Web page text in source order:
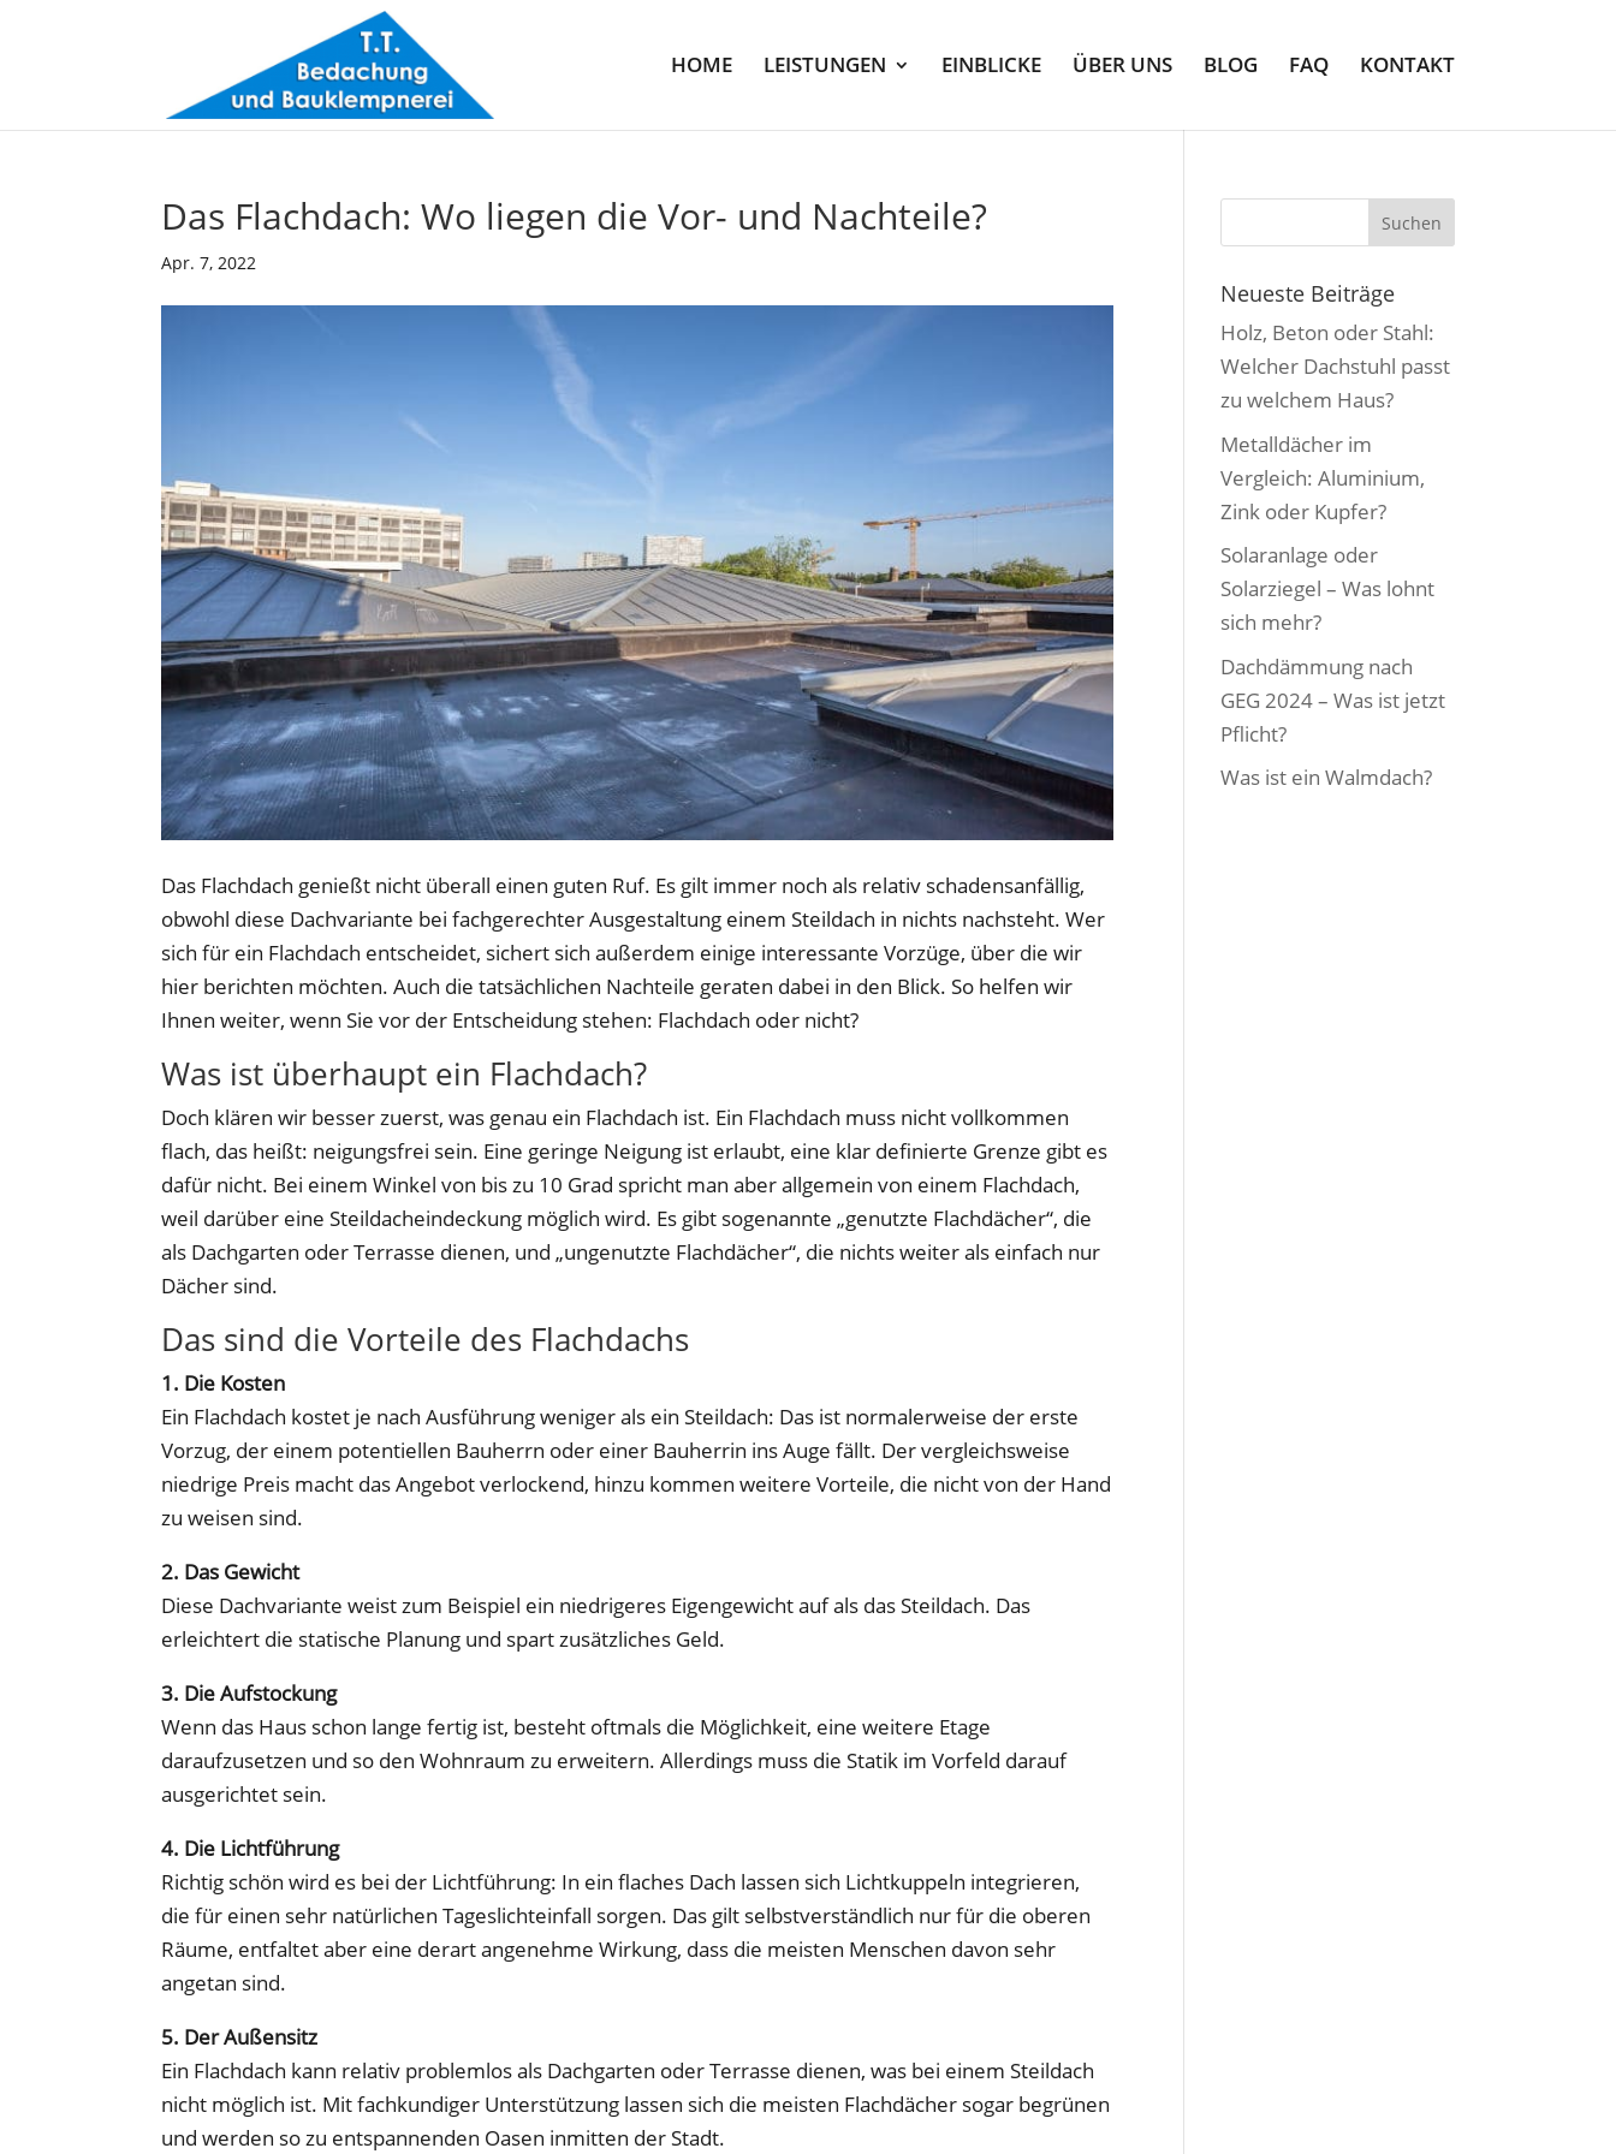
HOME LEISTUNGEN EINBLICKE ÜBER UNS BLOG FAQ KONTAKT
Das Flachdach: Wo liegen die Vor- und Nachteile?
Apr. 7, 2022
Das Flachdach genießt nicht überall einen guten Ruf. Es gilt immer noch als relativ schadensanfällig,
obwohl diese Dachvariante bei fachgerechter Ausgestaltung einem Steildach in nichts nachsteht. Wer
sich für ein Flachdach entscheidet, sichert sich außerdem einige interessante Vorzüge, über die wir
hier berichten möchten. Auch die tatsächlichen Nachteile geraten dabei in den Blick. So helfen wir
Ihnen weiter, wenn Sie vor der Entscheidung stehen: Flachdach oder nicht?
Was ist überhaupt ein Flachdach?
Doch klären wir besser zuerst, was genau ein Flachdach ist. Ein Flachdach muss nicht vollkommen
flach, das heißt: neigungsfrei sein. Eine geringe Neigung ist erlaubt, eine klar definierte Grenze gibt es
dafür nicht. Bei einem Winkel von bis zu 10 Grad spricht man aber allgemein von einem Flachdach,
weil darüber eine Steildacheindeckung möglich wird. Es gibt sogenannte „genutzte Flachdächer“, die
als Dachgarten oder Terrasse dienen, und „ungenutzte Flachdächer“, die nichts weiter als einfach nur
Dächer sind.
Das sind die Vorteile des Flachdachs
1. Die Kosten
Ein Flachdach kostet je nach Ausführung weniger als ein Steildach: Das ist normalerweise der erste
Vorzug, der einem potentiellen Bauherrn oder einer Bauherrin ins Auge fällt. Der vergleichsweise
niedrige Preis macht das Angebot verlockend, hinzu kommen weitere Vorteile, die nicht von der Hand
zu weisen sind.
2. Das Gewicht
Diese Dachvariante weist zum Beispiel ein niedrigeres Eigengewicht auf als das Steildach. Das
erleichtert die statische Planung und spart zusätzliches Geld.
3. Die Aufstockung
Wenn das Haus schon lange fertig ist, besteht oftmals die Möglichkeit, eine weitere Etage
daraufzusetzen und so den Wohnraum zu erweitern. Allerdings muss die Statik im Vorfeld darauf
ausgerichtet sein.
4. Die Lichtführung
Richtig schön wird es bei der Lichtführung: In ein flaches Dach lassen sich Lichtkuppeln integrieren,
die für einen sehr natürlichen Tageslichteinfall sorgen. Das gilt selbstverständlich nur für die oberen
Räume, entfaltet aber eine derart angenehme Wirkung, dass die meisten Menschen davon sehr
angetan sind.
5. Der Außensitz
Ein Flachdach kann relativ problemlos als Dachgarten oder Terrasse dienen, was bei einem Steildach
nicht möglich ist. Mit fachkundiger Unterstützung lassen sich die meisten Flachdächer sogar begrünen
und werden so zu entspannenden Oasen inmitten der Stadt.
Neueste Beiträge
Holz, Beton oder Stahl:
Welcher Dachstuhl passt
zu welchem Haus?
Metalldächer im
Vergleich: Aluminium,
Zink oder Kupfer?
Solaranlage oder
Solarziegel – Was lohnt
sich mehr?
Dachdämmung nach
GEG 2024 – Was ist jetzt
Pflicht?
Was ist ein Walmdach?